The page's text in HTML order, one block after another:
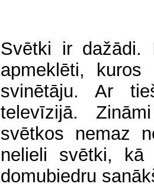
Svētki ir dažādi.
apmeklēti, kuros
svinētāju. Ar
televīzijā.
svētkos nemaz
nelieli svētki, kā
domubiedru